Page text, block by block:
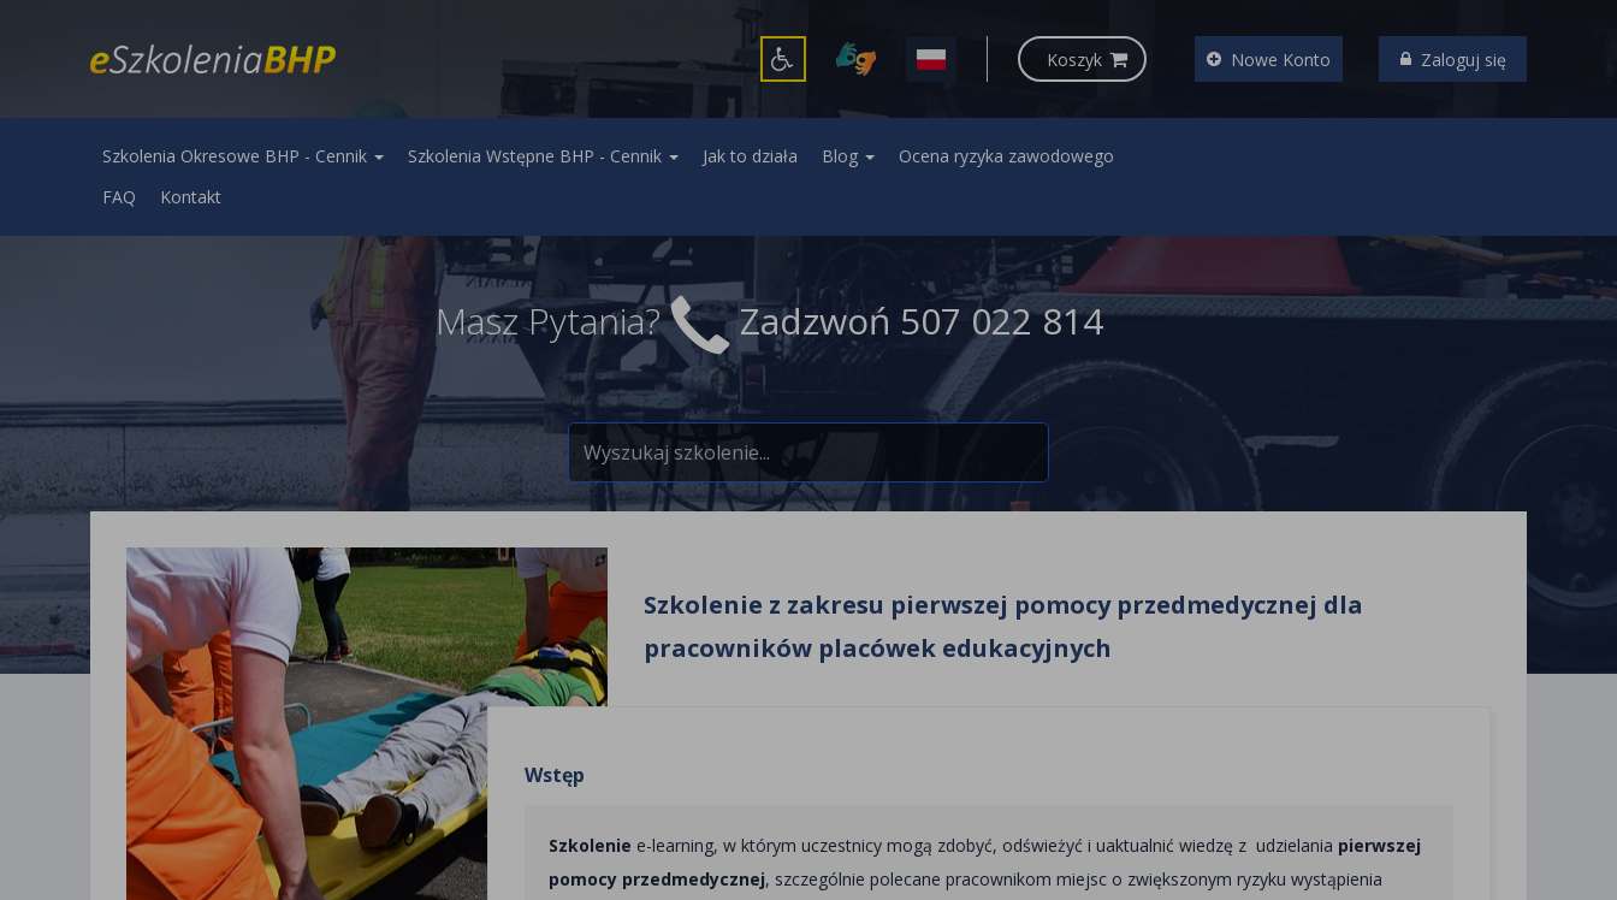
Koszyk Nowe Konto Zaloguj się
Szkolenia Okresowe BHP - Cennik Szkolenia Wstępne BHP - Cennik Jak to działa Blog
Ocena ryzyka zawodowego
FAQ
Kontakt
Masz Pytania? Zadzwoń 507 022 814
Szkolenie z zakresu pierwszej pomocy przedmedycznej dla
pracowników placówek edukacyjnych
Wstęp
Szkolenie e-learning, w którym uczestnicy mogą zdobyć, odświeżyć i uaktualnić wiedzę z udzielania pierwszej
pomocy przedmedycznej, szczególnie polecane pracownikom miejsc o zwiększonym ryzyku wystąpienia